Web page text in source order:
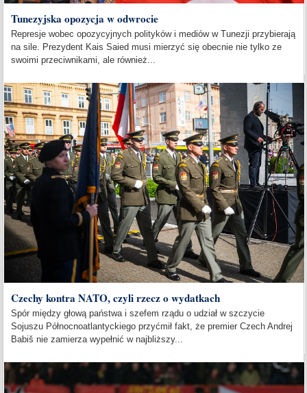
Tunezyjska opozycja w odwrocie
Represje wobec opozycyjnych polityków i mediów w Tunezji przybierają
na sile. Prezydent Kais Saied musi mierzyć się obecnie nie tylko ze
swoimi przeciwnikami, ale również...
Czechy kontra NATO, czyli rzecz o wydatkach
Spór między głową państwa i szefem rządu o udział w szczycie
Sojuszu Północnoatlantyckiego przyćmił fakt, że premier Czech Andrej
Babiš nie zamierza wypełnić w najbliższy...